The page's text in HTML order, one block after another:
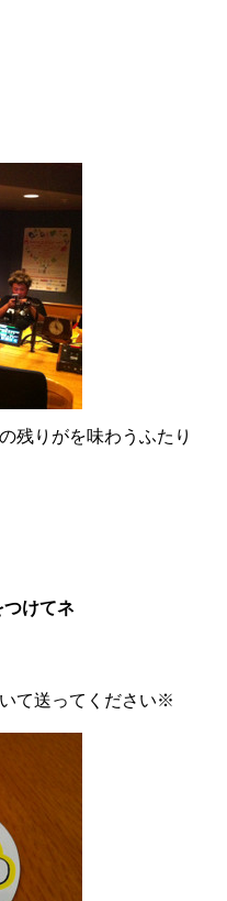
残りがを味わうふたり
けてネ
て送ってください※